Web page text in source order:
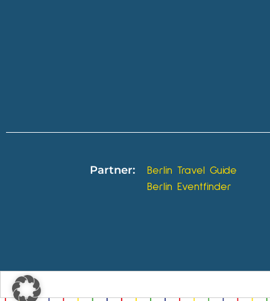
Partner:
Berlin Travel Guide
Berlin Eventfinder